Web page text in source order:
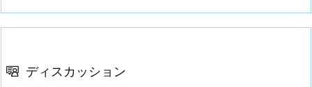
ディスカッション